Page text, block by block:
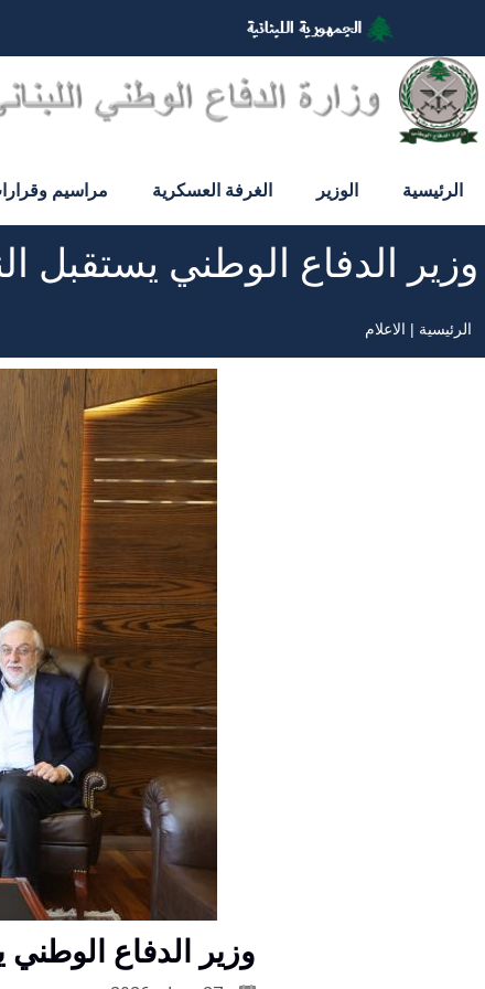
المحتوى
الرئيسي
الرئيسية الوزير الغرفة العسكرية مراسيم
وزير الدفاع الوطني يستقبل
مسار
الرئيسية الاعلام
وزير الدفاع